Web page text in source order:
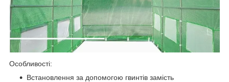
Особливості:
Встановлення за допомогою гвинтів замість